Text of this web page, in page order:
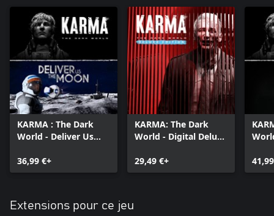
KARMA : The Dark
World - Deliver Us
36,99 €+
KARMA: The Dark
World - Digital Deluxe
29,49 €+
Extensions pour ce jeu